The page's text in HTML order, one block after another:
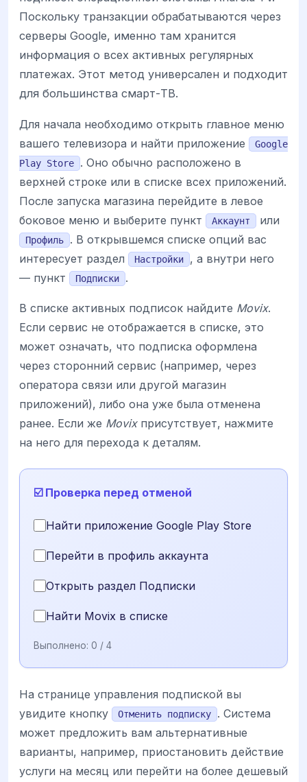
Поскольку транзакции обрабатываются через
серверы Google, именно там хранится
информация о всех активных регулярных
платежах. Этот метод универсален и подходит
для большинства смарт-ТВ.
Для начала необходимо открыть главное меню
вашего телевизора и найти приложение
Google
Play Store
. Оно обычно расположено в
верхней строке или в списке всех приложений.
После запуска магазина перейдите в левое
боковое меню и выберите пункт
Аккаунт или
Профиль
. В открывшемся списке опций вас
интересует раздел
Настройки
, а внутри него
— пункт
Подписки .
В списке активных подписок найдите Movix.
Если сервис не отображается в списке, это
может означать, что подписка оформлена
через сторонний сервис (например, через
оператора связи или другой магазин
приложений), либо она уже была отменена
ранее. Если же Movixприсутствует, нажмите
на него для перехода к деталям.
☑️ Проверка перед отменой
Найти приложение Google Play Store
Перейти в профиль аккаунта
Открыть раздел Подписки
Найти Movix в списке
Выполнено: 0 / 4
На странице управления подпиской вы
увидите кнопку
Отменить подписку
. Система
может предложить вам альтернативные
варианты, например, приостановить действие
услуги на месяц или перейти на более дешевый